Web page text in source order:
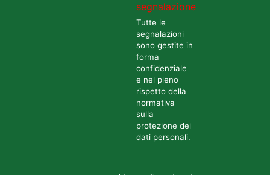
segnalazione
Tutte le
segnalazioni
sono gestite in
forma
confidenziale
e nel pieno
rispetto della
normativa
sulla
protezione dei
dati personali.